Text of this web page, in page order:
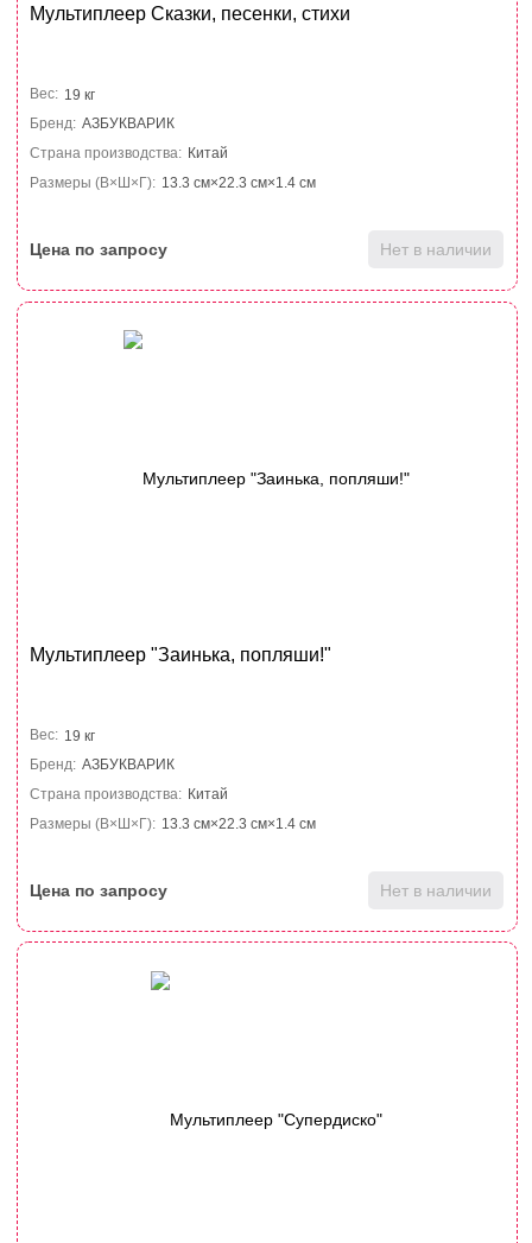
Мультиплеер Сказки, песенки, стихи
Вес: 19 кг
Бренд: АЗБУКВАРИК
Страна производства: Китай
Размеры (В×Ш×Г): 13.3 см×22.3 см×1.4 см
Цена по запросу Нет в наличии
Мультиплеер "Заинька, попляши!"
Вес: 19 кг
Бренд: АЗБУКВАРИК
Страна производства: Китай
Размеры (В×Ш×Г): 13.3 см×22.3 см×1.4 см
Цена по запросу Нет в наличии